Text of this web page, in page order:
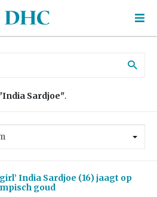
Sardjoe".
India Sardjoe (16) jaagt op
goud